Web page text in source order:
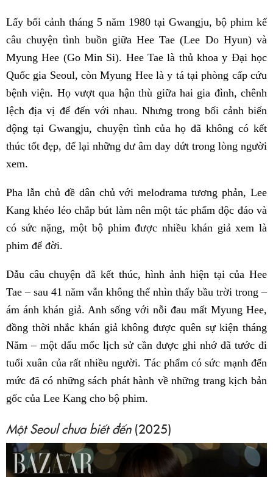
Lấy bối cảnh tháng 5 năm 1980 tại Gwangju, bộ phim kể
câu chuyện tình buồn giữa Hee Tae (Lee Do Hyun) và
Myung Hee (Go Min Si). Hee Tae là thủ khoa y Đại học
Quốc gia Seoul, còn Myung Hee là y tá tại phòng cấp cứu
bệnh viện. Họ vượt qua hận thù giữa hai gia đình, chênh
lệch địa vị để đến với nhau. Nhưng trong bối cảnh biến
động tại Gwangju, chuyện tình của họ đã không có kết
thúc tốt đẹp, để lại những dư âm day dứt trong lòng người
xem.
Pha lẫn chủ đề dân chủ với melodrama tương phản, Lee
Kang khéo léo chắp bút làm nên một tác phẩm độc đáo và
có sức nặng, một bộ phim được nhiều khán giả xem là
phim để đời.
Dẫu câu chuyện đã kết thúc, hình ảnh hiện tại của Hee
Tae – sau 41 năm vẫn không thể nhìn thấy bầu trời trong –
ám ánh khán giả. Anh sống với nỗi đau mất Myung Hee,
đồng thời nhắc khán giả không được quên sự kiện tháng
Năm – một dấu mốc lịch sử cần được ghi nhớ đã tước đi
tuổi xuân của rất nhiều người. Tác phẩm có sức mạnh đến
mức đã có những sách phát hành về những trang kịch bản
gốc của Lee Kang cho bộ phim.
Một Seoul chưa biết đến (2025)